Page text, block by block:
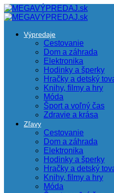
Výpredaje
Cestovanie
Dom a záhrada
Elektronika
Hodinky a šperky
Hračky a detský
Knihy, filmy a hry
Móda
Šport a voľný čas
Zdravie a krása
Zľavy
Cestovanie
Dom a záhrada
Elektronika
Hodinky a šperky
Hračky a detský
Knihy, filmy a hry
Móda